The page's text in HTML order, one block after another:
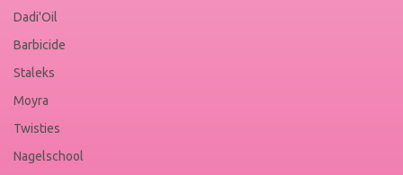
Dadi'Oil
Barbicide
Staleks
Moyra
Twisties
Nagelschool